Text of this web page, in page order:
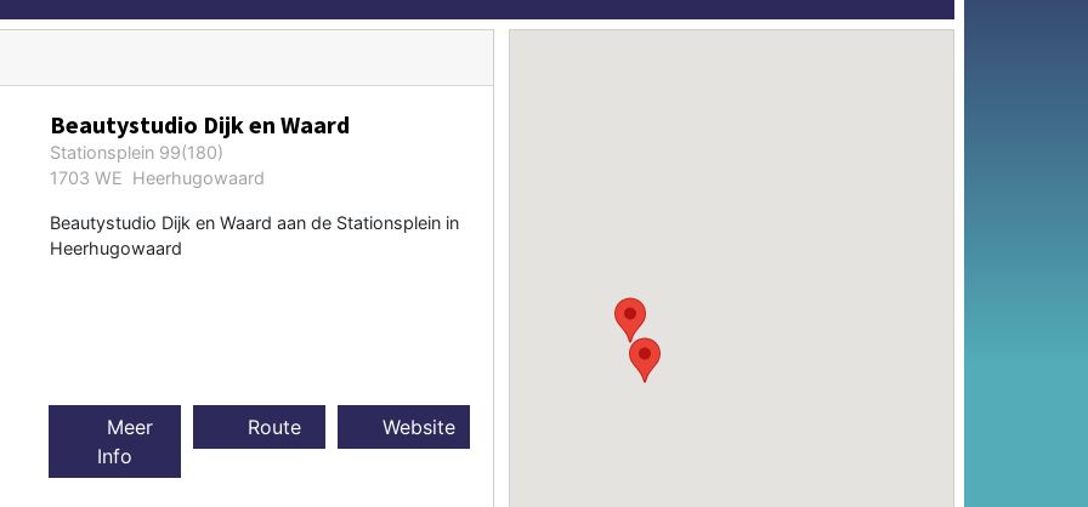
Beautystudio Dijk en Waard
Stationsplein 99(180)
1703 WE Heerhugowaard
Beautystudio Dijk en Waard aan de Stationsplein in
Heerhugowaard
Meer
Info
Route Website